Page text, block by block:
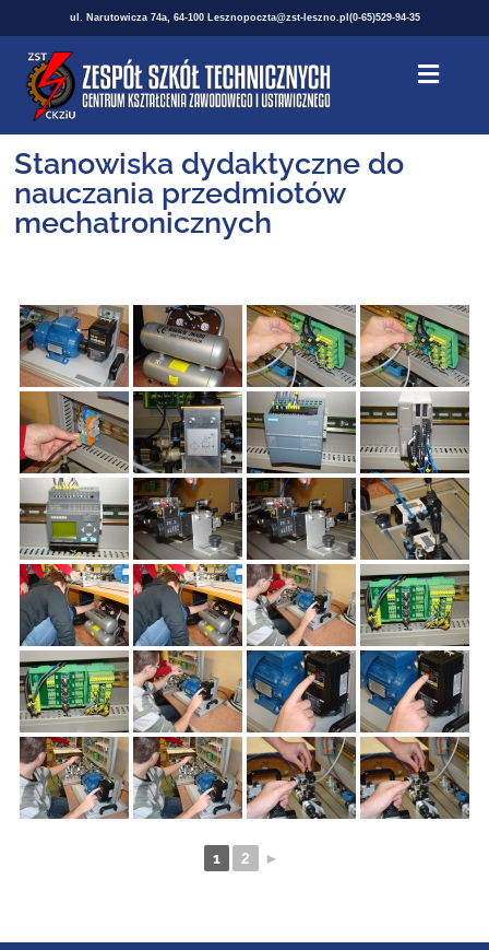
ul. Narutowicza 74a, 64-100 Lesznopoczta@zst-leszno.pl (0-65)529-94-35
Stanowiska dydaktyczne do
nauczania przedmiotów
mechatronicznych
1 2 ►